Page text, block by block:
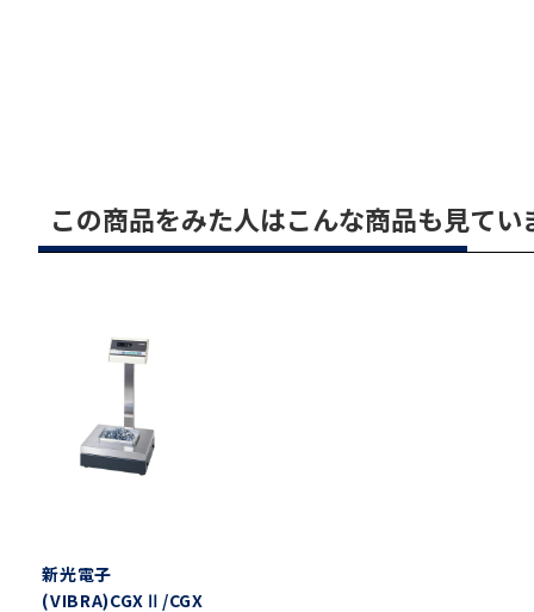
この商品をみた人はこんな商品も見てい
新光電子
(VIBRA)CGXⅡ/CGX-